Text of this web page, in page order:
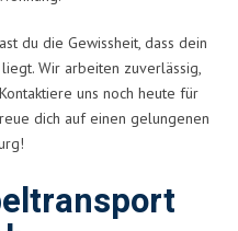
du die Gewissheit, dass dein
Wir arbeiten zuverlässig,
uns noch heute für
dich auf einen gelungenen